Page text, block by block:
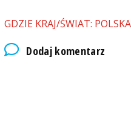
GDZIE KRAJ/ŚWIAT: POLSKA
Dodaj komentarz